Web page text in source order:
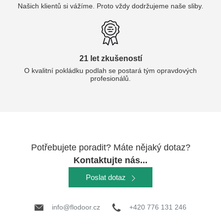
Našich klientů si vážíme. Proto vždy dodržujeme naše sliby.
21 let zkušeností
O kvalitní pokládku podlah se postará tým opravdových
profesionálů.
Potřebujete poradit? Máte nějaký dotaz?
Kontaktujte nás...
Poslat dotaz
info@flodoor.cz +420 776 131 246